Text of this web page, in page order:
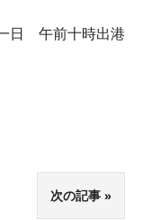
日 午前十時出港
次の記事